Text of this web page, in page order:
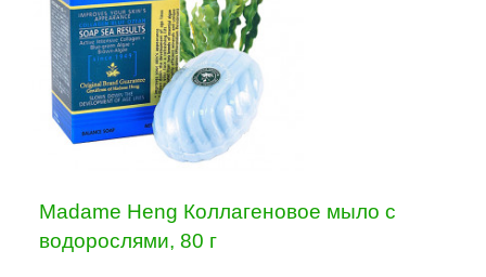
Madame Heng Коллагеновое мыло с
водорослями, 80 г